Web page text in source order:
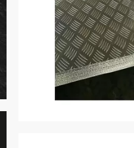
Je vous en
De bons produits, un bon
bonne plateforme
pour la production de
différentes tailles,
soja, bouteilles de vin jaune.